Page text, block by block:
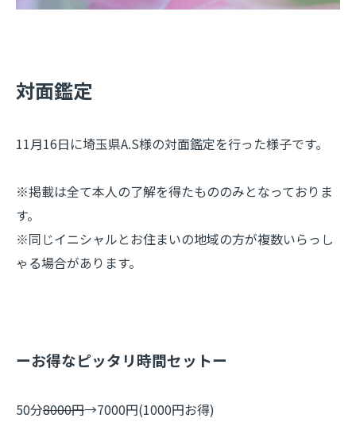
​対面鑑定
11月16日に埼玉県A.S様の対面鑑定を行った様子です。
※掲載は全て本人の了解を得たもののみとなっておりま
す。
※同じイニシャルとお住まいの地域の方が複数いらっし
ゃる場合があります。
ーお得なピッタリ時間セットー
50分8000円→7000円(1000円お得)